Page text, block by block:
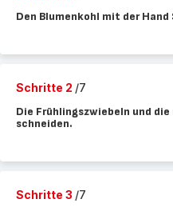
Den Blumenkohl mit der
Schritte 2 /7
Die Frühlingszwiebeln und
schneiden.
Schritte 3 /7